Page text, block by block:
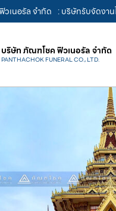
เนอรัล จำกัด : บริษัทรับจัดงา
บริษัท ภัณฑโชค ฟิวเนอรัล จำกัด
PANTHACHOK FUNERAL CO., LTD.